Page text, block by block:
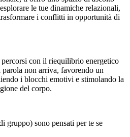
le tue dinamiche relazionali,
i conflitti in opportunità di
con il riequilibrio energetico
non arriva, favorendo un
i blocchi emotivi e stimolando la
del corpo.
gruppo) sono pensati per te se